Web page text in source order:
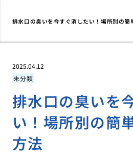
排水口の臭いを今すぐ消したい！場所別の簡
2025.04.12
未分類
排水口の臭いを
い！場所別の簡
方法